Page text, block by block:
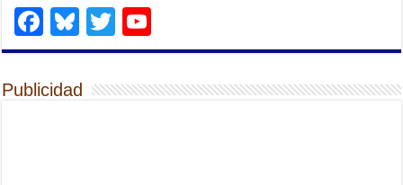
Facebook
Bluesky
Twitter
Publicidad